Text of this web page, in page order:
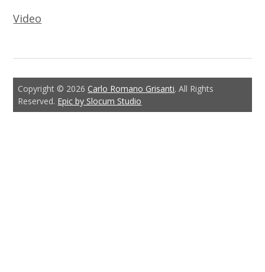
Video
Copyright © 2026 Carlo Romano Grisanti. All Rights
Reserved. Epic by Slocum Studio